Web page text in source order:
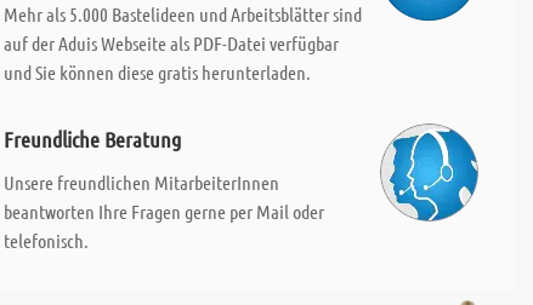
Mehr als 5.000 Bastelideen und Arbeitsblätter sind
auf der Aduis Webseite als PDF-Datei verfügbar
und Sie können diese gratis herunterladen.
Freundliche Beratung
Unsere freundlichen MitarbeiterInnen
beantworten Ihre Fragen gerne per Mail oder
telefonisch.